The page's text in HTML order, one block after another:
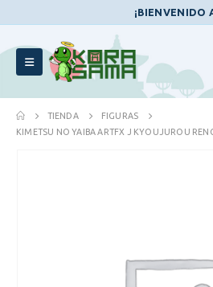
¡BIENVENIDO
TIENDA
FIGURAS
KIMETSU NO YAIBA ARTFX J KYOUJUROU